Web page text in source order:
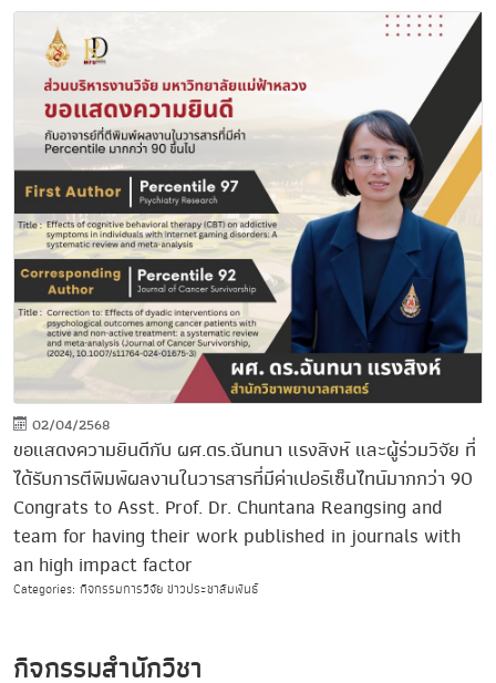
02/04/2568
ขอแสดงความยินดีกับ ผศ.ดร.ฉันทนา แรงสิงห์ และผู้ร่วมวิจัย ที่
ได้รับการตีพิมพ์ผลงานในวารสารที่มีค่าเปอร์เซ็นไทน์มากกว่า 90
Congrats to Asst. Prof. Dr. Chuntana Reangsing and
team for having their work published in journals with
an high impact factor
Categories: กิจกรรมการวิจัย ข่าวประชาสัมพันธ์
กิจกรรมสำนักวิชา